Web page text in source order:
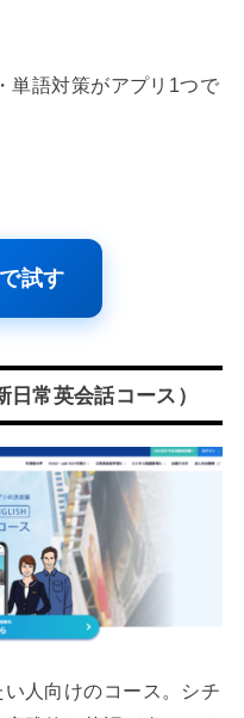
単語対策がアプリ1つで
試す
常英会話コース）
人向けのコース。シチ